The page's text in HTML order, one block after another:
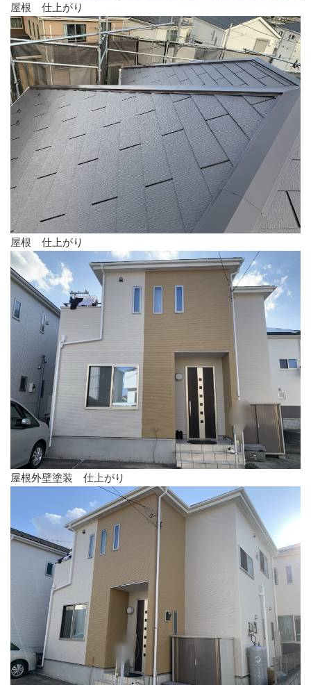
屋根 仕上がり
屋根 仕上がり
屋根外壁塗装 仕上がり